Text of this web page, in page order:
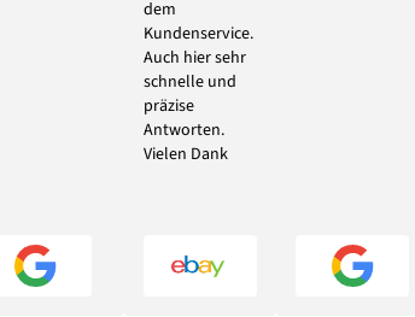
dem
Kundenservice.
Auch hier sehr
schnelle und
präzise
Antworten.
Vielen Dank